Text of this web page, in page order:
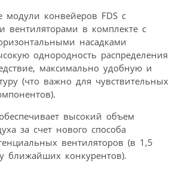
модули конвейеров FDS с
вентиляторами в комплекте с
насадками
однородность распределения
максимально удобную и
(что важно для чувствительных
высокий объем
за счет нового способа
вентиляторов (в 1,5
ближайших конкурентов).